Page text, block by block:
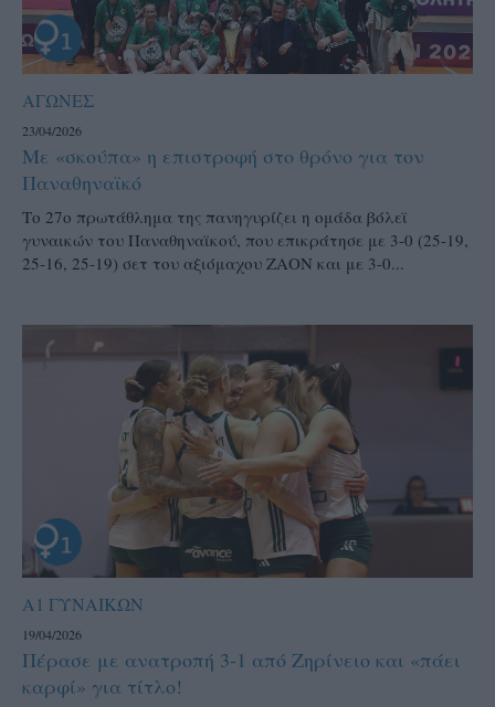
ΑΓΩΝΕΣ
23/04/2026
Με «σκούπα» η επιστροφή στο θρόνο για τον
Παναθηναϊκό
Το 27ο πρωτάθλημα της πανηγυρίζει η ομάδα βόλεϊ
γυναικών του Παναθηναϊκού, που επικράτησε με 3-0 (25-19,
25-16, 25-19) σετ του αξιόμαχου ΖΑΟΝ και με 3-0...
Α1 ΓΥΝΑΙΚΩΝ
19/04/2026
Πέρασε με ανατροπή 3-1 από Ζηρίνειο και «πάει
καρφί» για τίτλο!